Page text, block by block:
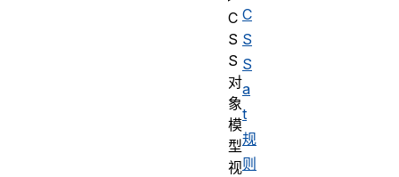
C
S
S
a
t
规
则
C
S
S
对
象
模
型
视